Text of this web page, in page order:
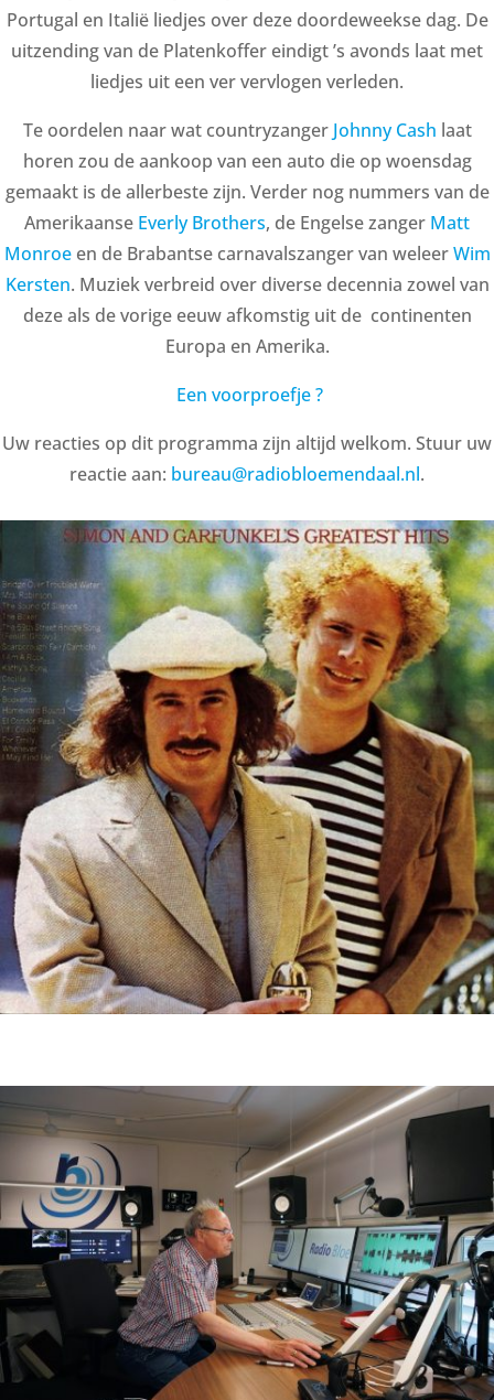
Portugal en Italië liedjes over deze doordeweekse dag. De
uitzending van de Platenkoffer eindigt ’s avonds laat met
liedjes uit een ver vervlogen verleden.
Te oordelen naar wat countryzanger Johnny Cash laat
horen zou de aankoop van een auto die op woensdag
gemaakt is de allerbeste zijn. Verder nog nummers van de
Amerikaanse Everly Brothers, de Engelse zanger Matt
Monroeen de Brabantse carnavalszanger van weleerWim
Kersten. Muziek verbreid over diverse decennia zowel van
deze als de vorige eeuw afkomstig uit de continenten
Europa en Amerika.
Een voorproefje ?
Uw reacties op dit programma zijn altijd welkom. Stuur uw
reactie aan: bureau@radiobloemendaal.nl.